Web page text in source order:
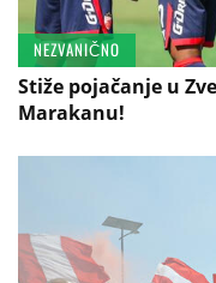
NEZVANIČNO
Stiže pojačanje u
Marakanu!